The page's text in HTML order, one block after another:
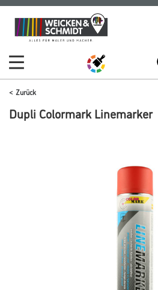
Zum
Inhalt
Zum
Navigationsmenü
Zurück
Dupli Colormark Linemarker